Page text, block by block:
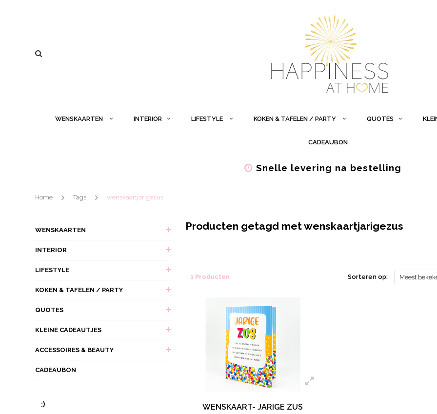
WENSKAARTEN INTERIOR LIFESTYLE KOKEN & TAFELEN / PARTY QUOTES
CADEAUBON
Snelle levering na bestelling
Home Tags wenskaartjarigezus
WENSKAARTEN
INTERIOR
LIFESTYLE
KOKEN & TAFELEN / PARTY
QUOTES
KLEINE CADEAUTJES
ACCESSOIRES & BEAUTY
CADEAUBON
:)
Producten getagd met wenskaartjarigezus
1 Producten Sorteren op: Meest
WENSKAART- JARIGE ZUS